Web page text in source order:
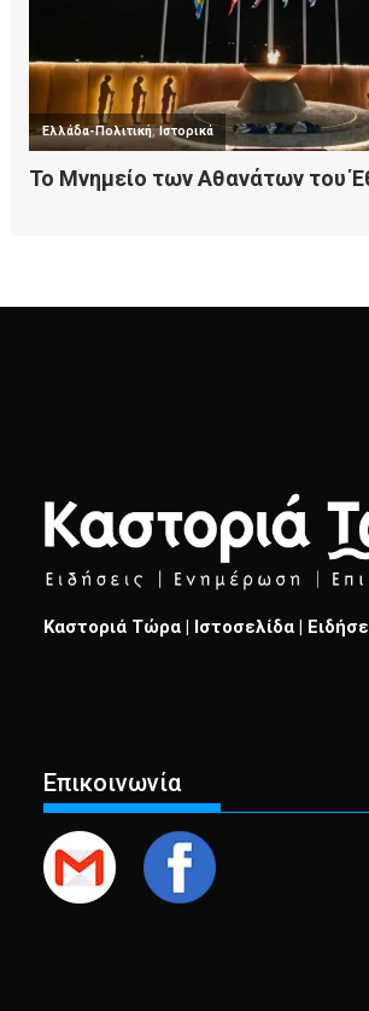
Καστοριά Τώρα | Ιστοσελίδα |
Επικοινωνία